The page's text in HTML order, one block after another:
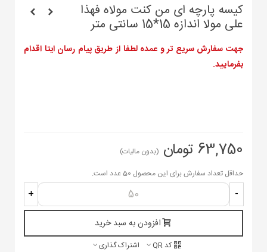
کیسه پارچه ای من کنت مولاه فهذا
علی مولا اندازه 15*15 سانتی متر
جهت سفارش سریع تر و عمده لطفا از طریق پیام رسان ایتا اقدام
بفرمایید.
63,750 تومان
(بدون مالیات)
حداقل تعداد سفارش برای این محصول 50 عدد است.
-
+
افزودن به سبد خرید
کد QR اشتراک گذاری